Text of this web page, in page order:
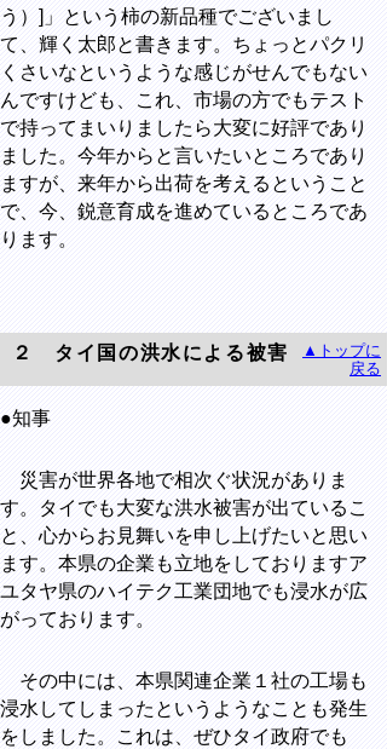
う）]」という柿の新品種でございまし
て、輝く太郎と書きます。ちょっとパクリ
くさいなというような感じがせんでもない
んですけども、これ、市場の方でもテスト
で持ってまいりましたら大変に好評であり
ました。今年からと言いたいところであり
ますが、来年から出荷を考えるということ
で、今、鋭意育成を進めているところであ
ります。
２ タイ国の洪水による被害
▲トップに
戻る
●知事
災害が世界各地で相次ぐ状況がありま
す。タイでも大変な洪水被害が出ているこ
と、心からお見舞いを申し上げたいと思い
ます。本県の企業も立地をしておりますア
ユタヤ県のハイテク工業団地でも浸水が広
がっております。
その中には、本県関連企業１社の工場も
浸水してしまったというようなことも発生
をしました。これは、ぜひタイ政府でも